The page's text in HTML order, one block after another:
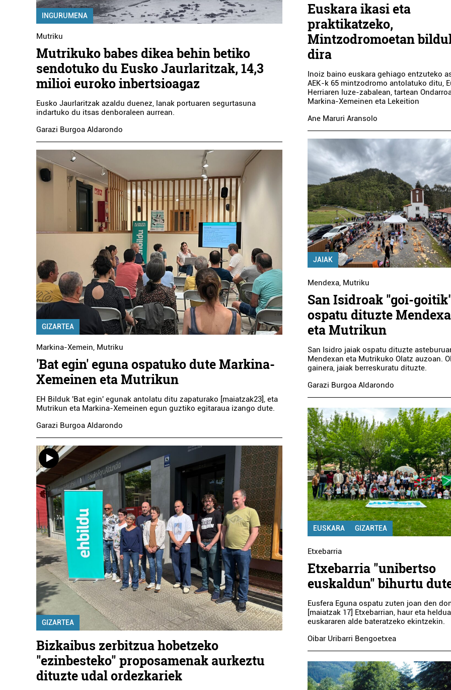
INGURUMENA
Mutriku
Mutrikuko babes dikea behin betiko
sendotuko du Eusko Jaurlaritzak, 14,3
milioi euroko inbertsioagaz
Eusko Jaurlaritzak azaldu duenez, lanak portuaren segurtasuna
indartuko du itsas denboraleen aurrean.
Garazi Burgoa Aldarondo
GIZARTEA
Markina-Xemein, Mutriku
'Bat egin' eguna ospatuko dute Markina-
Xemeinen eta Mutrikun
EH Bilduk 'Bat egin' egunak antolatu ditu zapaturako [maiatzak23], eta
Mutrikun eta Markina-Xemeinen egun guztiko egitaraua izango dute.
Garazi Burgoa Aldarondo
GIZARTEA
Bizkaibus zerbitzua hobetzeko
"ezinbesteko" proposamenak aurkeztu
dituzte udal ordezkariek
Euskara ikasi eta
praktikatzeko,
Mintzodromoetan
dira
Inoiz baino euskara gehiago entzuteko
AEK-k 65 mintzodromo antolatuko ditu,
Herriaren luze-zabalean, tartean
Markina-Xemeinen eta Lekeition
Ane Maruri Aransolo
JAIAK
Mendexa, Mutriku
San Isidroak "goi-
ospatu dituzte
eta Mutrikun
San Isidro jaiak ospatu dituzte
Mendexan eta Mutrikuko Olatz auzoan.
gainera, jaiak berreskuratu dituzte.
Garazi Burgoa Aldarondo
EUSKARA GIZARTEA
Etxebarria
Etxebarria "unibertso
euskaldun" bihurtu
Eusfera Eguna ospatu zuten joan den
[maiatzak 17] Etxebarrian, haur eta
euskararen alde bateratzeko ekintzekin.
Oibar Uribarri Bengoetxea